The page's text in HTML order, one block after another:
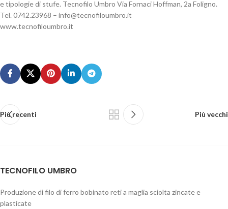
e tipologie di stufe. Tecnofilo Umbro Via Fornaci Hoffman, 2a Foligno.
Tel. 0742.23968 –
ti.orbmuolifoncet
@ofni
www.tecnofiloumbro.it
Più recenti Più vecchi
TECNOFILO UMBRO
Produzione di filo di ferro bobinato reti a maglia sciolta zincate e
plasticate